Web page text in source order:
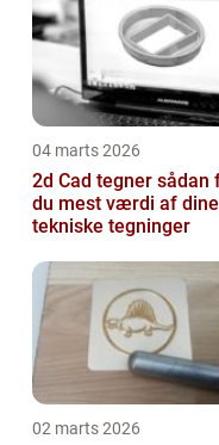
04 marts 2026
2d Cad tegner sådan får
du mest værdi af dine
tekniske tegninger
02 marts 2026